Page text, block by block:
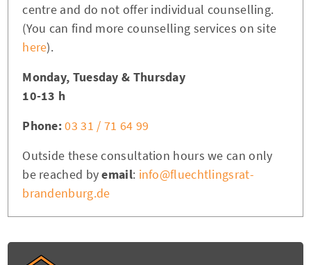
centre and do not offer individual counselling.
(You can find more counselling services on site
here).
Monday, Tuesday & Thursday
10-13 h
Phone:03 31 / 71 64 99
Outside these consultation hours we can only
be reached byemail: info@fluechtlingsrat-
brandenburg.de